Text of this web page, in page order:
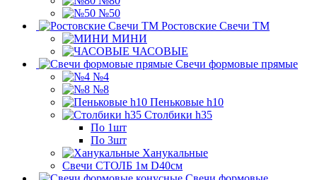
№50
Ростовские Свечи ТМ
МИНИ
ЧАСОВЫЕ
Свечи формовые прямые
№4
№8
Пеньковые h10
Столбики h35
По 1шт
По 3шт
Ханукальные
Свечи СТОЛБ 1м D40см